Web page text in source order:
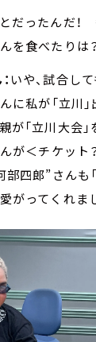
だったんだ
を食べたりは
いや、試合し
に私が「立川
が「立川大会
が＜チケット
部四郎”さんも
がってくれま